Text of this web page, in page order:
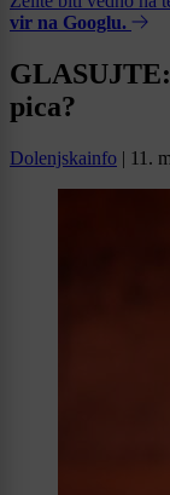
vir na Googlu.
pica?
Dolenjskainfo | 11.